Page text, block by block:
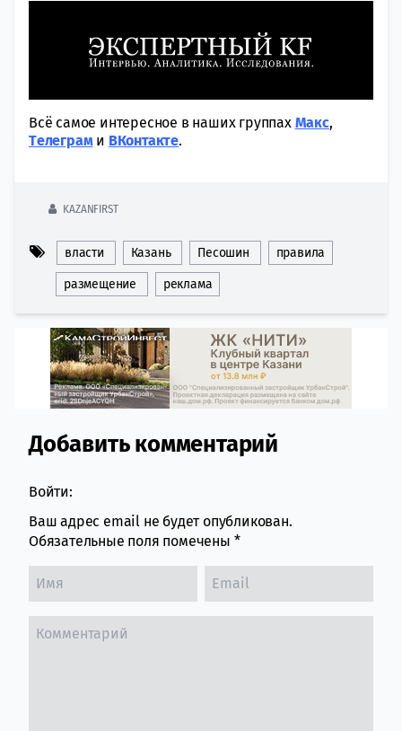
Всё самое интересное в наших группах Макс,
Tелеграми ВКонтакте.
KAZANFIRST
власти Казань Песошин правила
размещение реклама
Comment section
Добавить комментарий
Войти:
Ваш адрес email не будет опубликован.
Обязательные поля помечены *